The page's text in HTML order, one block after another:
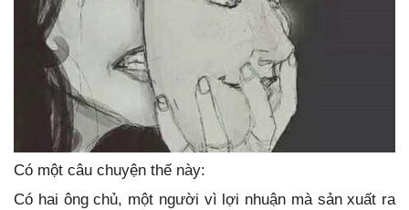
Có một câu chuyện thế này:
Có hai ông chủ, một người vì lợi nhuận mà sản xuất ra